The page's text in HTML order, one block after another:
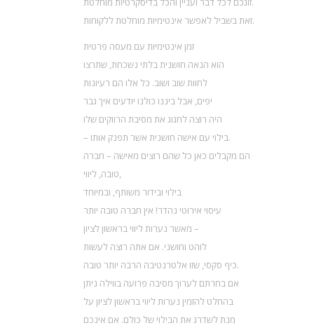
זאת בשביל לאפשר אינטימיות מוחלטת ללקוחות.
זמן אינטימיות עם מעסה פרטית
הוא הנאה חושנית בלתי נשכחת, שתרצו
לחוות שוב ושוב. כל אלו הם רעיונות
יפים, אבל ביננו כולנו יודעים איך גבר
היה רוצה לחגוג את מסיבת הרווקים שלו
– בילוי עם אישה חושנית אשר תפנק אותו.
הם מקבלים כאן כל שהם רוצים מאישה – חברה
טובה, ליווי,
בילוי ובידור משותף, ובמיוחד
עיסוי אירוטי נהדר! אין חברה טובה יותר
מאשר נערות ליווי בראשון לציון –
לוהט וחושני. אם אתה רוצה לעשות
כיף סקסי, שזו אלטרנטיבה הרבה יותר טובה.
אם בחרתם לערוך מסיבה פרועה בווילה ניתן
בהחלט להזמין נערות ליווי בראשון לציון על
מנת לשדרג את הבילוי של כולם. אם אינכם